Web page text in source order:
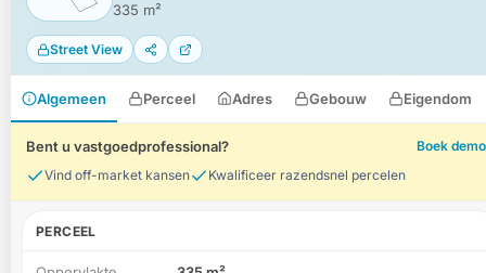
335 m²
Street View
Algemeen Perceel Adres Gebouw Eigendom
Bent u vastgoedprofessional?
Boek
Vind off-market kansen
Kwalificeer razendsnel percelen
PERCEEL